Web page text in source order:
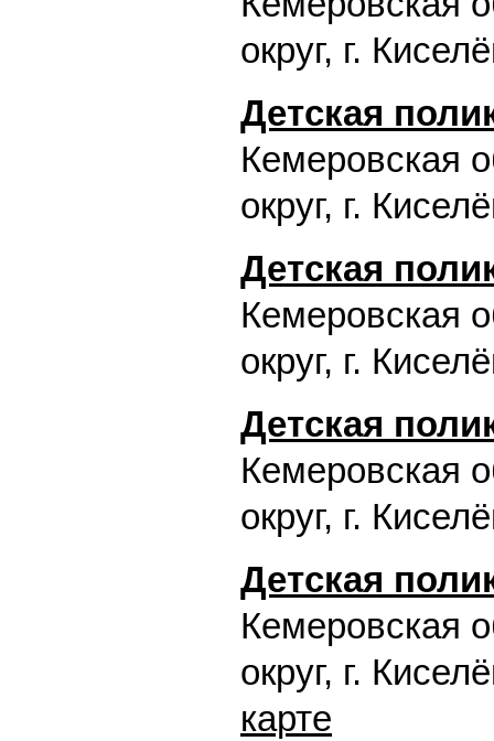
округ, г.
Детская
Кемеровская
округ, г.
Детская
Кемеровская
округ, г.
Детская
Кемеровская
округ, г.
Детская
Кемеровская
округ, г.
карте